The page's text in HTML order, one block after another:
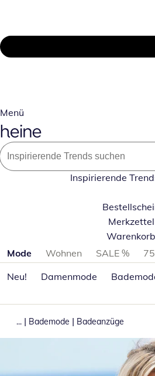
Menü
Inspirierende
Merkzettel
Warenkorb
Produktkategorien überspringen
Mode Wohnen SALE %
Neu!
Damenmode
... | Bademode | Badeanzüge